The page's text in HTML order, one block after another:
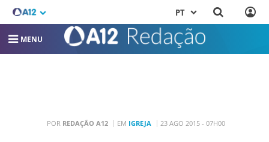
PT
MENU
POR REDAÇÃO A12 EM IGREJA 23 AGO 2015 - 07H00